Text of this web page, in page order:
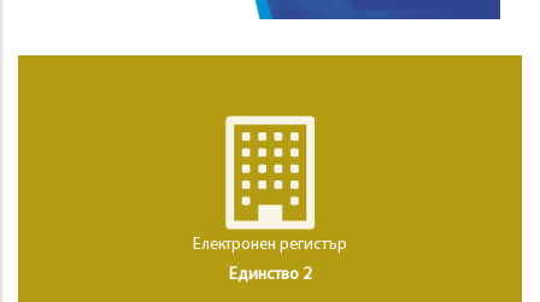
Електронен регистър
Единство 2